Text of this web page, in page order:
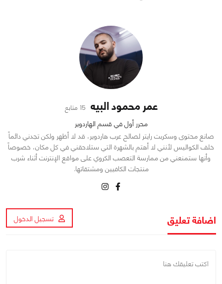
عمر محمود البيه 15 متابع
محرر أول في قسم الهاردوير
صانع محتوى وسكربت رايتر لصالح عرب هاردوير، قد لا أظهر ولكن تجدني دائماً
خلف الكواليس لأنني لا أهتم بالشهرة التي ستلاحقني في كل مكان، خصوصاً
وأنها ستمنعني من ممارسة التعصب الكروي على مواقع الإنترنت أثناء شرب
منتجات الكافيين ومشتقاتها.
اضافة تعليق تسجيل الدخول